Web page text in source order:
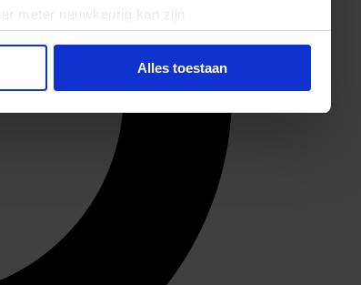
meter nauwkeurig kan zijn
(fingerprinting)
voorkeuren in het
detailgedeelte
voor social media te bieden en om ons
onze site met onze partners voor social
met andere informatie die u aan ze heeft
Alles toestaan